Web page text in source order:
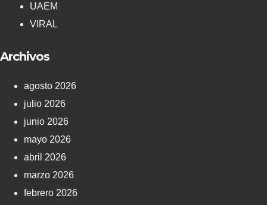
UAEM
VIRAL
Archivos
agosto 2026
julio 2026
junio 2026
mayo 2026
abril 2026
marzo 2026
febrero 2026